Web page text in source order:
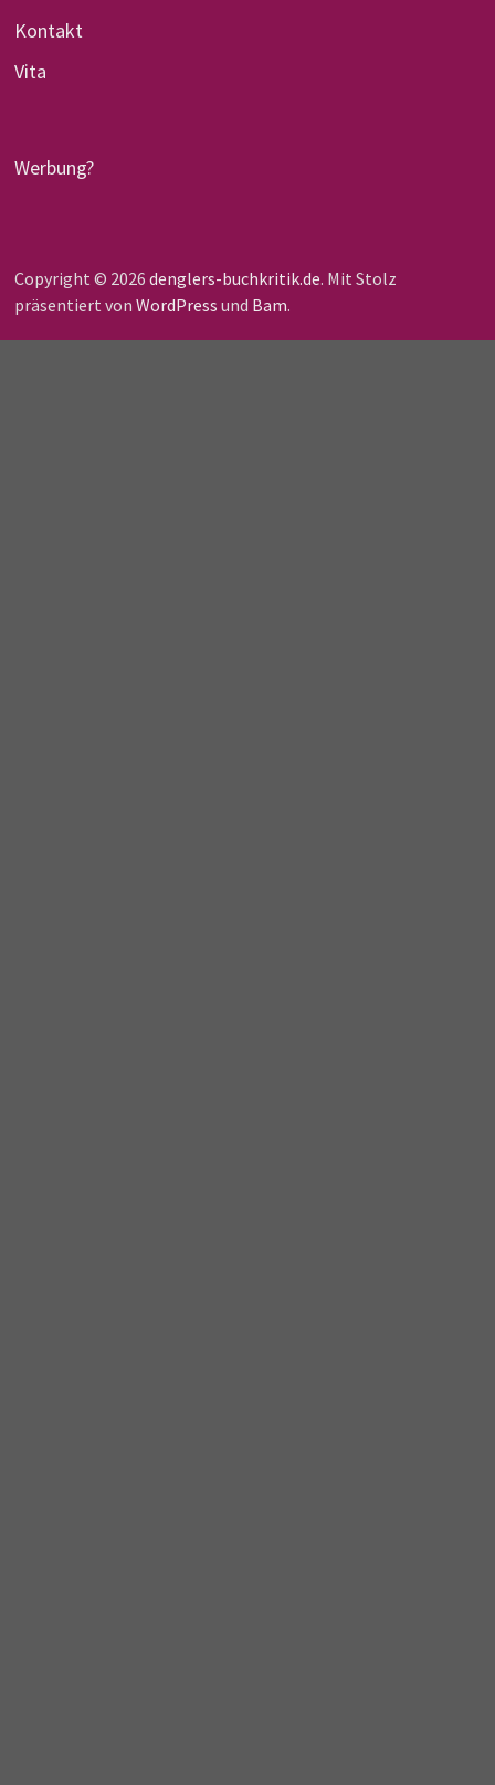
Kontakt
Vita
Werbung?
Copyright © 2026 denglers-buchkritik.de. Mit Stolz
präsentiert von WordPress und Bam.